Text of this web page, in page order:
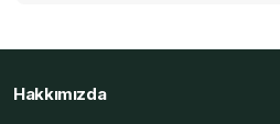
Üretici, Karavan Şasesi
Hakkımızda